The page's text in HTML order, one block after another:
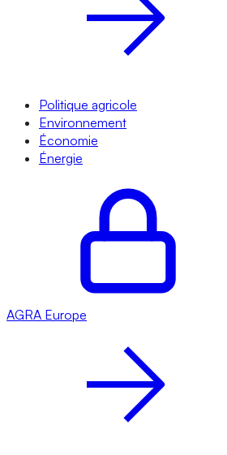
Politique agricole
Environnement
Économie
Énergie
AGRA Europe